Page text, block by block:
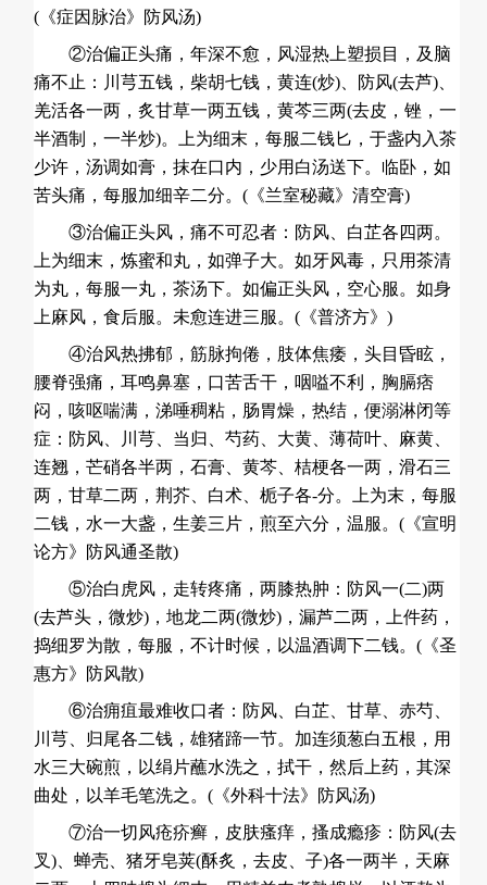
(《症因脉治》防风汤)
②治偏正头痛，年深不愈， 风湿热 上塑损目，及脑
痛不止：川芎五钱，柴胡七钱，黄连(炒)、防风(去芦)、
羌活各一两，炙甘草一两五钱，黄芩三两(去皮，锉，一
半酒制，一半炒)。上为细末，每服二钱匕，于盏内入茶
少许，汤调如膏，抹在口内，少用白汤送下。临卧，如
苦头痛，每服加细辛二分。(《兰室秘藏》清空膏)
③治偏正头风，痛不可忍者：防风、白芷各四两。
上为细末，炼蜜和丸，如弹子大。如牙风毒，只用茶清
为丸，每服一丸，茶汤下。如偏正头风，空心服。如身
上麻风，食后服。未愈连进三服。(《普济方》)
④治风热拂郁，筋脉拘倦，肢体焦痿，头目昏眩，
腰脊强痛， 耳鸣鼻塞，口苦舌干，咽嗌不利，胸膈痞
闷，咳呕喘满，涕唾稠粘，肠胃燥，热结，便溺淋闭等
症：防风、川芎、当归、芍药、大黄、薄荷叶、麻黄、
连翘，芒硝各半两，石膏、黄芩、桔梗各一两，滑石三
两，甘草二两，荆芥、白术、栀子各-分。上为末，每服
二钱，水一大盏，生姜三片，煎至六分，温服。(《宣明
论方》防风通圣散)
⑤治白虎风，走转疼痛，两膝热肿：防风一(二)两
(去芦头，微炒)，地龙二两(微炒)，漏芦二两，上件药，
捣细罗为散，每服，不计时候，以温酒调下二钱。(《圣
惠方》防风散)
⑥治痈疽最难收口者：防风、白芷、甘草、赤芍、
川芎、归尾各二钱，雄猪蹄一节。加连须葱白五根，用
水三大碗煎，以绢片蘸水洗之，拭干，然后上药，其深
曲处，以羊毛笔洗之。(《外科十法》防风汤)
⑦治一切风疮疥癣，皮肤瘙痒，搔成瘾疹：防风(去
叉)、蝉壳、猪牙皂荚(酥炙，去皮、子)各一两半，天麻